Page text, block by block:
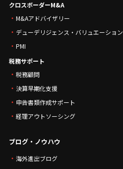
クロスボーダーM&A
M&Aアドバイザリー
デューデリジェンス・バリュエーション
PMI
税務サポート
税務顧問
決算早期化支援
申告書類作成サポート
経理アウトソーシング
ブログ・ノウハウ
海外進出ブログ